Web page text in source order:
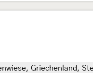
Griechenland,